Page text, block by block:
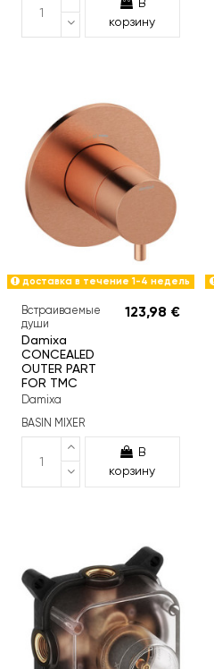
корзину
доставка в течение 1-4 недель
Встраиваемые
души
Damixa
CONCEALED
OUTER PART
FOR TMC
Damixa
123,98 €
BASIN MIXER
В
корзину